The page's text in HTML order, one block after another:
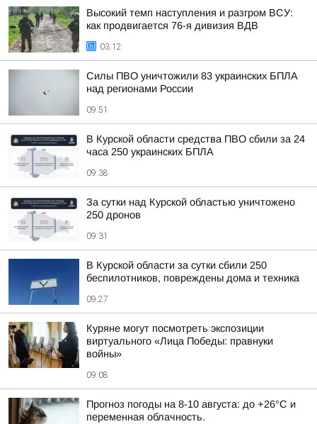
Высокий темп наступления и разгром ВСУ:
как продвигается 76-я дивизия ВДВ
03:12
Силы ПВО уничтожили 83 украинских БПЛА
над регионами России
09:51
В Курской области средства ПВО сбили за 24
часа 250 украинских БПЛА
09:38
За сутки над Курской областью уничтожено
250 дронов
09:31
В Курской области за сутки сбили 250
беспилотников, повреждены дома и техника
09:27
Куряне могут посмотреть экспозиции
виртуального «Лица Победы: правнуки
войны»
09:08
Прогноз погоды на 8-10 августа: до +26°C и
переменная облачность.